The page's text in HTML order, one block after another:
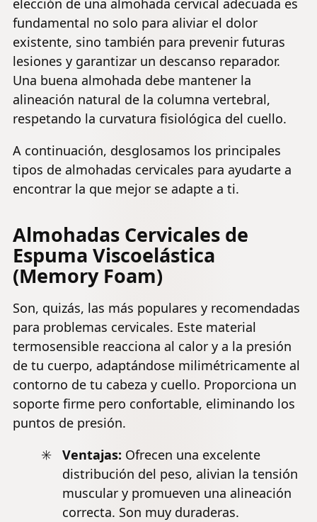
elección de una almohada cervical adecuada es
fundamental no solo para aliviar el dolor
existente, sino también para prevenir futuras
lesiones y garantizar un descanso reparador.
Una buena almohada debe mantener la
alineación natural de la columna vertebral,
respetando la curvatura fisiológica del cuello.
A continuación, desglosamos los principales
tipos de almohadas cervicales para ayudarte a
encontrar la que mejor se adapte a ti.
Almohadas Cervicales de
Espuma Viscoelástica
(Memory Foam)
Son, quizás, las más populares y recomendadas
para problemas cervicales. Este material
termosensible reacciona al calor y a la presión
de tu cuerpo, adaptándose milimétricamente al
contorno de tu cabeza y cuello. Proporciona un
soporte firme pero confortable, eliminando los
puntos de presión.
Ventajas: Ofrecen una excelente
distribución del peso, alivian la tensión
muscular y promueven una alineación
correcta. Son muy duraderas.